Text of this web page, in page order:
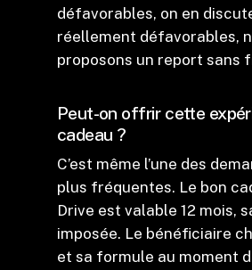
défavorables, on en
réellement défavorables,
proposons un report sans
Peut-on offrir cette
cadeau ?
C’est même l’une des
plus fréquentes. Le bon
Drive est valable 12 mois,
imposée. Le bénéficiaire
et sa formule au moment